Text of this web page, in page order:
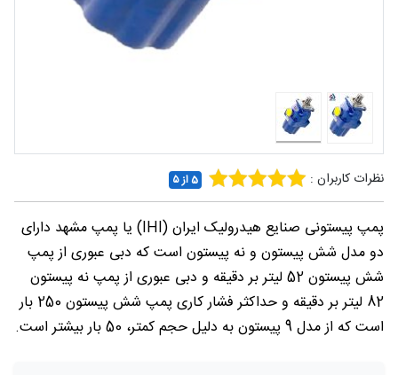
نظرات کاربران : 5 از ۵
پمپ پیستونی صنایع هیدرولیک ایران (IHI) یا پمپ مشهد دارای
دو مدل شش پیستون و نه پیستون است که دبی عبوری از پمپ
شش پیستون 52 لیتر بر دقیقه و دبی عبوری از پمپ نه پیستون
82 لیتر بر دقیقه و حداکثر فشار کاری پمپ شش پیستون 250 بار
است که از مدل 9 پیستون به دلیل حجم کمتر، 50 بار بیشتر است.